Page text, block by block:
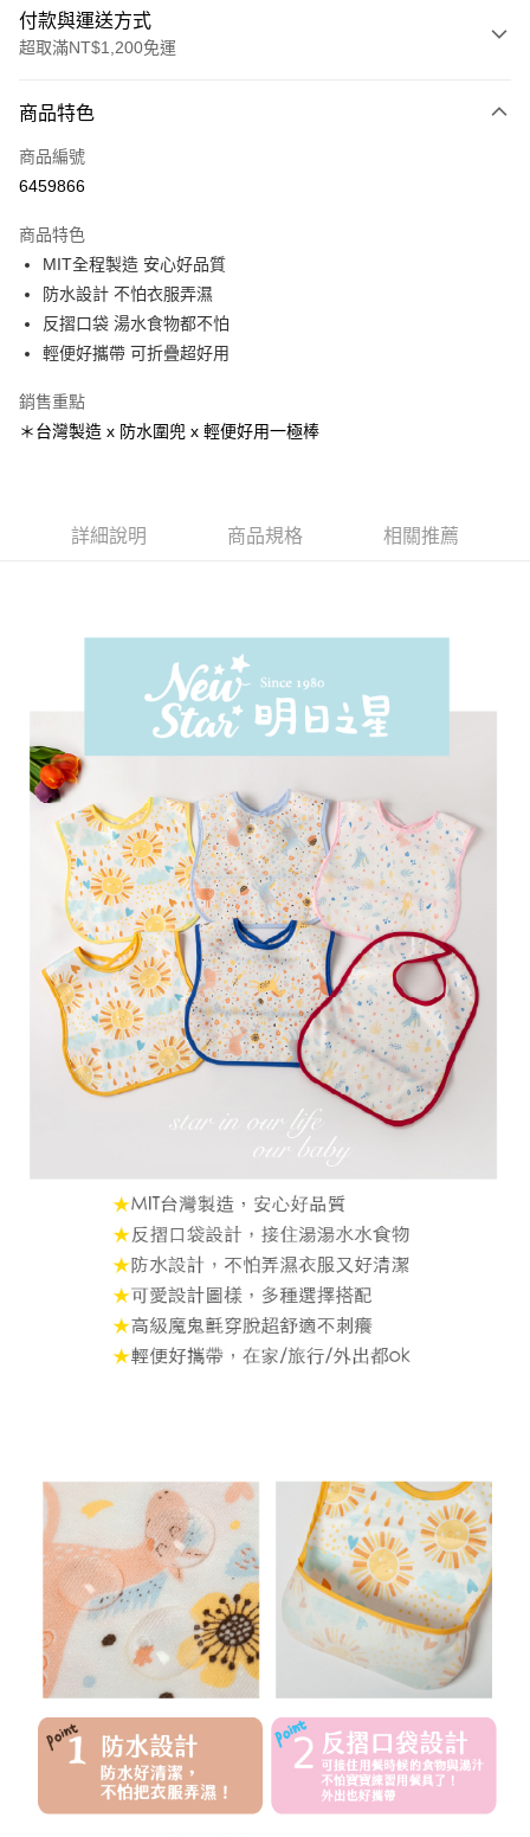
付款與運送方式
超取滿NT$1,200免運
信用卡一次付款
超商取貨付款
Apple Pay
ATM付款
運送方式
全家取貨付款
每筆NT$65，滿NT$1,200(含以上)免運費
7-11取貨付款
每筆NT$65，滿NT$1,200(含以上)免運費
每筆NT$90，滿NT$1,500(含以上)免運費
宅配離島（澎湖金門馬祖小琉球）
每筆NT$90，滿NT$1,500(含以上)免運費
商品特色
商品編號
6459866
商品特色
MIT全程製造 安心好品質
防水設計 不怕衣服弄濕
反摺口袋 湯水食物都不怕
輕便好攜帶 可折疊超好用
銷售重點
＊台灣製造 x 防水圍兜 x 輕便好用一極棒
詳細說明 商品規格 相關推薦